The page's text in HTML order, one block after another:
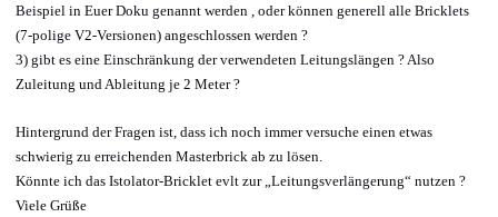
Beispiel in Euer Doku genannt werden , oder können generell alle Bricklets
(7-polige V2-Versionen) angeschlossen werden ?
3) gibt es eine Einschränkung der verwendeten Leitungslängen ? Also
Zuleitung und Ableitung je 2 Meter ?
Hintergrund der Fragen ist, dass ich noch immer versuche einen etwas
schwierig zu erreichenden Masterbrick ab zu lösen.
Könnte ich das Istolator-Bricklet evlt zur „Leitungsverlängerung“ nutzen ?
Viele Grüße